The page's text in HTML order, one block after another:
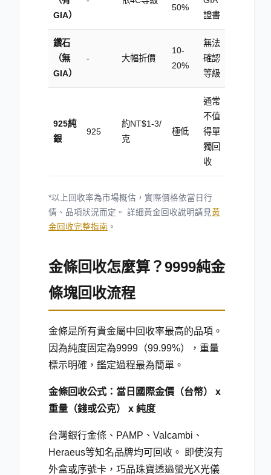
GIA）
50%
證書
鑽石
（無
GIA）
- 大幅折價
10-
20%
無法
確認
等級
925純
銀
925
約NT$1-3/
克
極低
通常
不值
得單
獨回
收
*以上回收率為市場概估，實際價格依當日行
情、品項狀況而定。 詳細黃金回收說明請見 黃
金回收完整指南 。
金條回收怎麼算？9999純金
條塊回收流程
金條是所有貴金屬中回收率最高的品項。
因為純度固定為9999（99.99%），重量
標示明確，鑑定過程最為簡單。
金條回收公式：當日國際金價（台幣） x
重量（錢或公克） x 純度
台灣銀行金條、PAMP、Valcambi、
Heraeus等知名品牌均可回收。 即使沒有
外盒或序號卡，巧品珠寶透過螢光X光儀